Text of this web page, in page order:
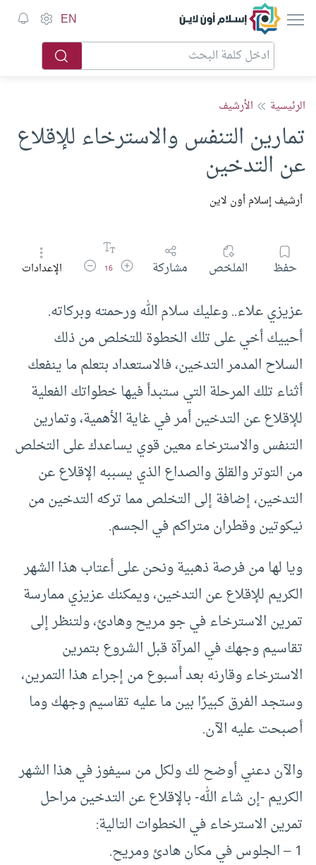
إسلام أون لاين EN
الرئيسية الأرشيف
تمارين التنفس والاسترخاء للإقلاع
عن التدخين
أرشيف إسلام أون لاين
حفظ الملخص مشاركة زيادة حجم الخط
16 تقليل حجم الخط
الإعدادات
عزيزي علاء.. وعليك سلام الله ورحمته وبركاته.
أحييك أخي على تلك الخطوة للتخلص من ذلك
السلاح المدمر التدخين، فالاستعداد بتعلم ما ينفعك
أثناء تلك المرحلة التي ستبدأ فيها خطواتك الفعلية
للإقلاع عن التدخين أمر في غاية الأهمية، وتمارين
التنفس والاسترخاء معين قوي يساعدك على التخلص
من التوتر والقلق والصداع الذي يسببه الإقلاع عن
التدخين، إضافة إلى التخلص مما تركه التدخين من
نيكوتين وقطران متراكم في الجسم.
ويا لها من فرصة ذهبية ونحن على أعتاب هذا الشهر
الكريم للإقلاع عن التدخين، ويمكنك عزيزي ممارسة
تمرين الاسترخاء في جو مريح وهادئ، ولتنظر إلى
تقاسيم وجهك في المرآة قبل الشروع بتمرين
الاسترخاء وقارنه بعد أسبوع من إجراء هذا التمرين،
وستجد الفرق كبيرًا بين ما عليه تقاسيم وجهك وما
أصبحت عليه الآن.
والآن دعني أوضح لك ولكل من سيفوز في هذا الشهر
الكريم -إن شاء الله- بالإقلاع عن التدخين مراحل
تمرين الاسترخاء في الخطوات التالية:
1 – الجلوس في مكان هادئ ومريح.